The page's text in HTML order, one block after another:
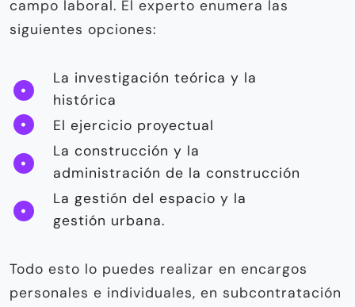
campo laboral. El experto enumera las
siguientes opciones:
La investigación teórica y la
histórica
El ejercicio proyectual
La construcción y la
administración de la construcción
La gestión del espacio y la
gestión urbana.
Todo esto lo puedes realizar en en­cargos
personales e individuales, en subcontratación